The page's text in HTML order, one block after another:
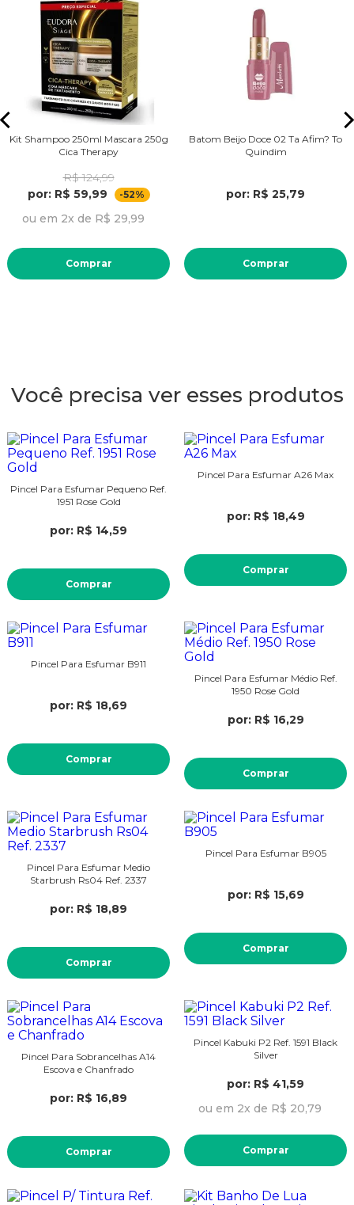
Kit Shampoo 250ml Mascara 250g
Cica Therapy
R$ 124,99
por: R$ 59,99
-52%
ou em 2x de R$ 29,99
Comprar
Batom Beijo Doce 02 Ta Afim? To
Quindim
por: R$ 25,79
Comprar
Você precisa ver esses produtos
Pincel Para Esfumar Pequeno Ref.
1951 Rose Gold
por: R$ 14,59
Comprar
Pincel Para Esfumar A26 Max
por: R$ 18,49
Comprar
Pincel Para Esfumar B911
por: R$ 18,69
Comprar
Pincel Para Esfumar Médio Ref.
1950 Rose Gold
por: R$ 16,29
Comprar
Pincel Para Esfumar Medio
Starbrush Rs04 Ref. 2337
por: R$ 18,89
Comprar
Pincel Para Esfumar B905
por: R$ 15,69
Comprar
Pincel Para Sobrancelhas A14
Escova e Chanfrado
por: R$ 16,89
Comprar
Pincel Kabuki P2 Ref. 1591 Black
Silver
por: R$ 41,59
ou em 2x de R$ 20,79
Comprar